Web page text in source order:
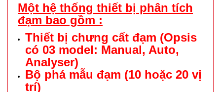
Một hệ thống thiết bị phân tích
đạm bao gồm :
Thiết bị chưng cất đạm (Opsis
có 03 model: Manual, Auto,
Analyser)
Bộ phá mẫu đạm (10 hoặc 20 vị
trí)